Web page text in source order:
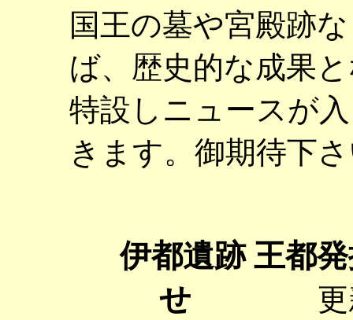
国王の墓や宮殿跡
ば、歴史的な成果
特設しニュースが
きます。御期
伊都遺跡 王都
せ